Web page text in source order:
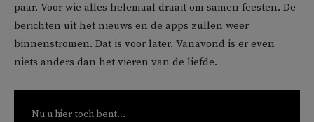
paar. Voor wie alles helemaal draait om samen feesten. De
berichten uit het nieuws en de apps zullen weer
binnenstromen. Dat is voor later. Vanavond is er even
niets anders dan het vieren van de liefde.
Nu u hier toch bent...